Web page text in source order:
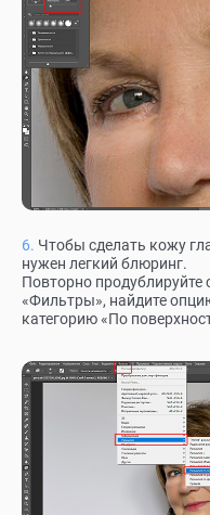
Чтобы сделать кожу
нужен легкий блюринг.
Повторно продублируйте
«Фильтры», найдите
категорию «По